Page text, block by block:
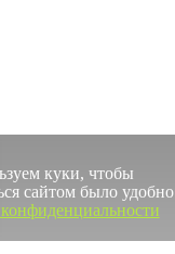
куки, чтобы
сайтом было удобно